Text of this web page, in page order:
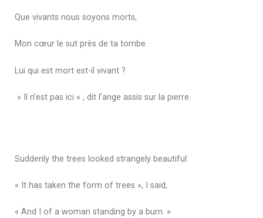
Que vivants nous soyons morts,
Mon cœur le sut près de ta tombe.
Lui qui est mort est-il vivant ?
» Il n’est pas ici « , dit l’ange assis sur la pierre.
Suddenly the trees looked strangely beautiful:
« It has taken the form of trees », I said,
« And I of a woman standing by a burn. »